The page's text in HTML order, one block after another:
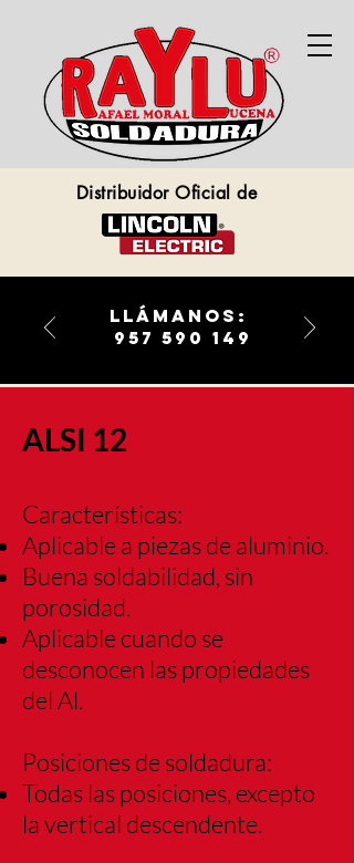
llámanos:
957 590 149
Distribuidor Oficial de
ALSI 12
Características:
Aplicable a piezas de aluminio.
Buena soldabilidad, sin
porosidad.
Aplicable cuando se
desconocen laspropiedades
del Al.
Posiciones de soldadura:
Todas las posiciones, excepto
la vertical descendente.